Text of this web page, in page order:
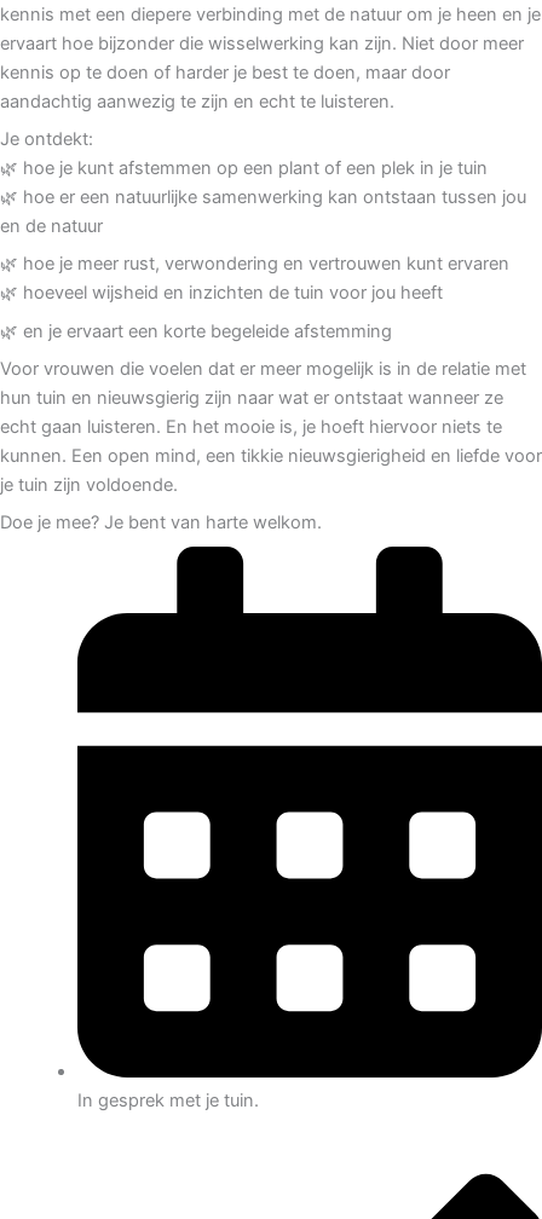
kennis met een diepere verbinding met de natuur om je heen en je
ervaart hoe bijzonder die wisselwerking kan zijn. Niet door meer
kennis op te doen of harder je best te doen, maar door
aandachtig aanwezig te zijn en echt te luisteren.
Je ontdekt:
🌿 hoe je kunt afstemmen op een plant of een plek in je tuin
🌿 hoe er een natuurlijke samenwerking kan ontstaan tussen jou
en de natuur
🌿 hoe je meer rust, verwondering en vertrouwen kunt ervaren
🌿 hoeveel wijsheid en inzichten de tuin voor jou heeft
🌿 en je ervaart een korte begeleide afstemming
Voor vrouwen die voelen dat er meer mogelijk is in de relatie met
hun tuin en nieuwsgierig zijn naar wat er ontstaat wanneer ze
echt gaan luisteren. En het mooie is, je hoeft hiervoor niets te
kunnen. Een open mind, een tikkie nieuwsgierigheid en liefde voor
je tuin zijn voldoende.
Doe je mee? Je bent van harte welkom.
In gesprek met je tuin.